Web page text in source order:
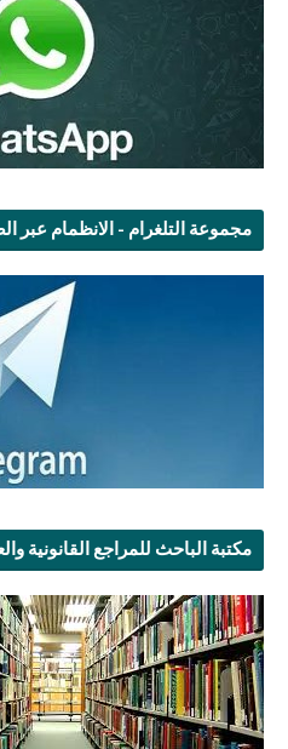
مجموعة التلغرام - الانظمام عبر
مكتبة الباحث للمراجع القانونية